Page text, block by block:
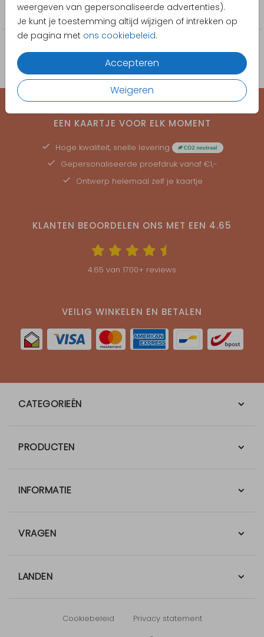
weergeven van gepersonaliseerde advertenties).
Je kunt je toestemming altijd wijzigen of intrekken op
de pagina met ons cookiebeleid.
Accepteren
Weigeren
Doopkaartjes
EEN KAARTJE VOOR ELK MOMENT
Hoge kwaliteit, snelle levering
Gepersonaliseerde proefdruk vanaf €1,-
Ontwerp helemaal zelf je kaartje
KLANTEN BEOORDELEN ONS MET EEN 4.65
4.65 van 1700+ reviews
VEILIG WINKELEN EN BETALEN
CATEGORIEËN
PRODUCTEN
INFORMATIE
VRAGEN
LANDEN
Cookiebeleid
Privacy statement